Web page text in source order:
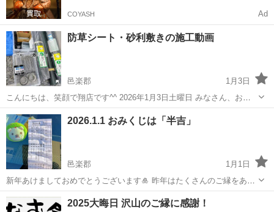
COYASH Ad
防草シート・砂利敷きの施工動画
邑楽郡
1月3日
こんにちは、笑顔で翔店です^^ 2026年1月3日土曜日 みなさん、お餅
は食べましたか？ 今日の朝ごはんは、きな粉もちでした😄 美味しいで
すよね♪ 明後日からお仕事始めの人も多いかと思います。 今のうちに
お庭の整備もして...
群馬 邑楽郡 砂利
2026.1.1 おみくじは「半吉」
邑楽郡
1月1日
新年あけましておめでとうございます🎍 昨年はたくさんのご縁をあり
がとうございました！ 今年のおみくじは、なんと、、、 「半吉」でし
た！ 半吉(ハンキチ)ってなに？😅 初めて見ました(笑) 何はともあれ、
群馬 邑楽郡 その他
2025大晦日 沢山のご縁に感謝！